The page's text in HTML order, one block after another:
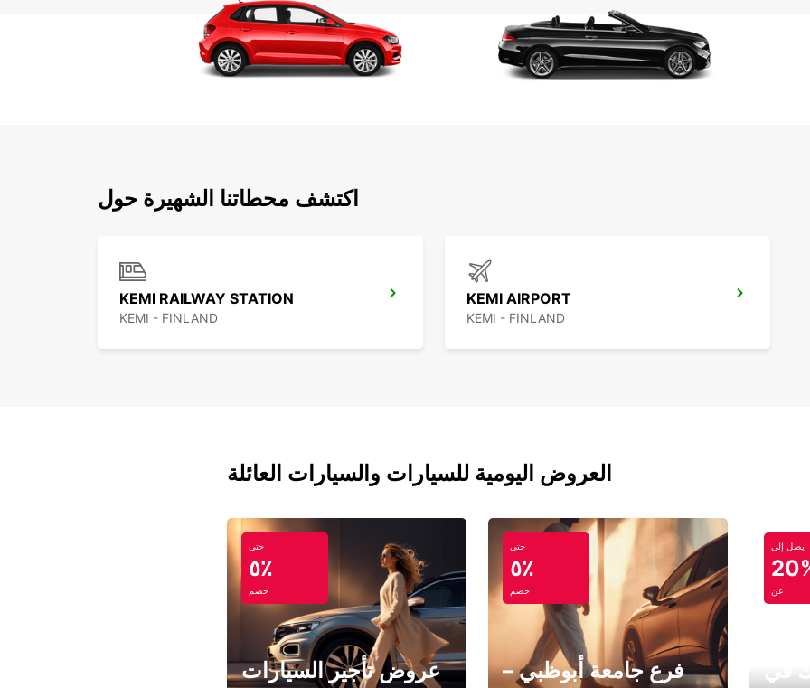
اكتشف محطاتنا الشهيرة حول
KEMI RAILWAY STATION
KEMI - FINLAND
KEMI AIRPORT
KEMI - FINLAND
العروض اليومية للسيارات والسيارات العائلة
حتى
٥٪
خصم
عروض تأجير السيارات
حتى
٥٪
خصم
فرع جامعة أبوظبي –
يصل إلى
عن